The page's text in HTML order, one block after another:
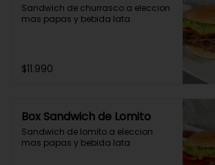
Sandwich de churrasco a eleccion
mas papas y bebida lata
$11.990
Box Sandwich de Lomito
Sandwich de lomito a eleccion
mas papas y bebida lata